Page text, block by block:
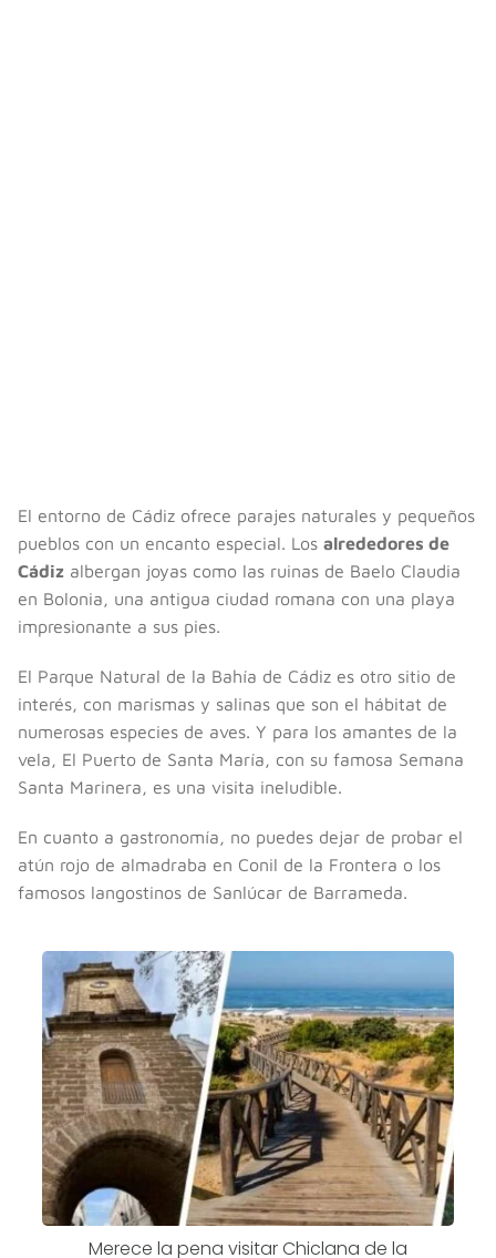
El entorno de Cádiz ofrece parajes naturales y pequeños
pueblos con un encanto especial. Los alrededores de
Cádiz albergan joyas como las ruinas de Baelo Claudia
en Bolonia, una antigua ciudad romana con una playa
impresionante a sus pies.
El Parque Natural de la Bahía de Cádiz es otro sitio de
interés, con marismas y salinas que son el hábitat de
numerosas especies de aves. Y para los amantes de la
vela, El Puerto de Santa María, con su famosa Semana
Santa Marinera, es una visita ineludible.
En cuanto a gastronomía, no puedes dejar de probar el
atún rojo de almadraba en Conil de la Frontera o los
famosos langostinos de Sanlúcar de Barrameda.
Merece la pena visitar Chiclana de la